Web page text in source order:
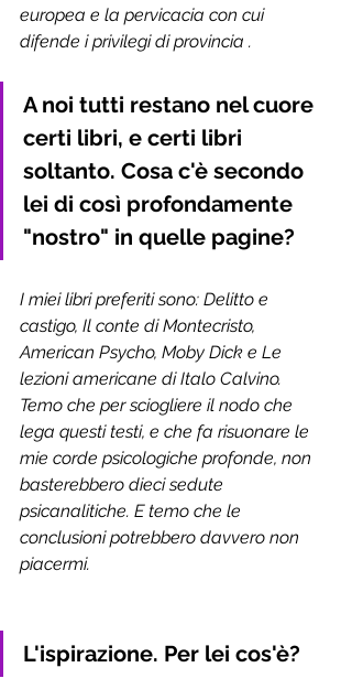
europea e la pervicacia con cui
difende i privilegi di provincia .
A noi tutti restano nel cuore
certi libri, e certi libri
soltanto. Cosa c'è secondo
lei di così profondamente
"nostro" in quelle pagine?
I miei libri preferiti sono: Delitto e
castigo, Il conte di Montecristo,
American Psycho, Moby Dick e Le
lezioni americane di Italo Calvino.
Temo che per sciogliere il nodo che
lega questi testi, e che fa risuonare le
mie corde psicologiche profonde, non
basterebbero dieci sedute
psicanalitiche. E temo che le
conclusioni potrebbero davvero non
piacermi.
L'ispirazione. Per lei cos'è?